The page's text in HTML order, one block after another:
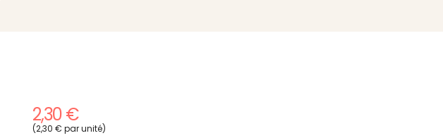
2,30 €
(2,30 € par unité)